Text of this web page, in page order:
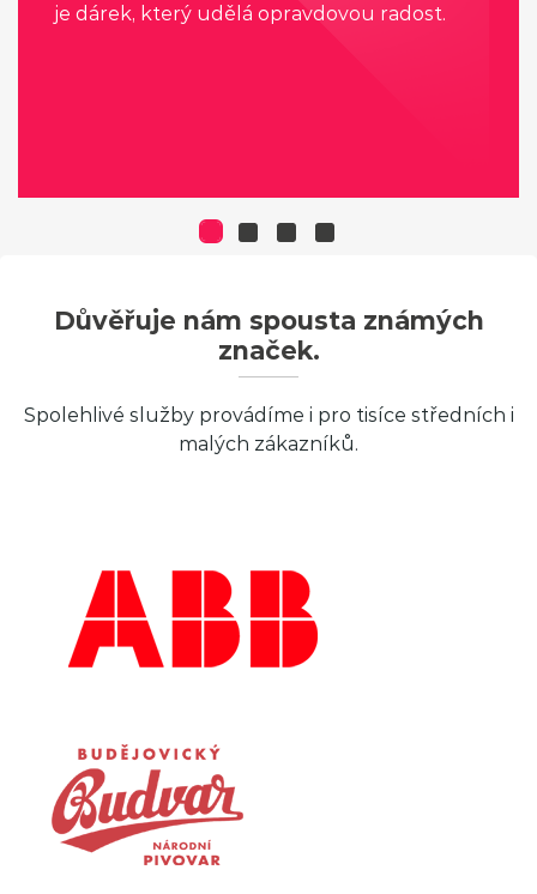
je dárek, který udělá opravdovou radost.
Důvěřuje nám spousta známých
značek.
Spolehlivé služby provádíme i pro tisíce středních i
malých zákazníků.